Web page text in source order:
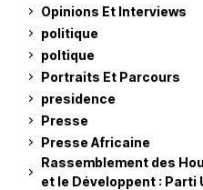
Opinions Et Interviews
politique
poltique
Portraits Et Parcours
presidence
Presse
Presse Africaine
Rassemblement des
et le Développent : Parti